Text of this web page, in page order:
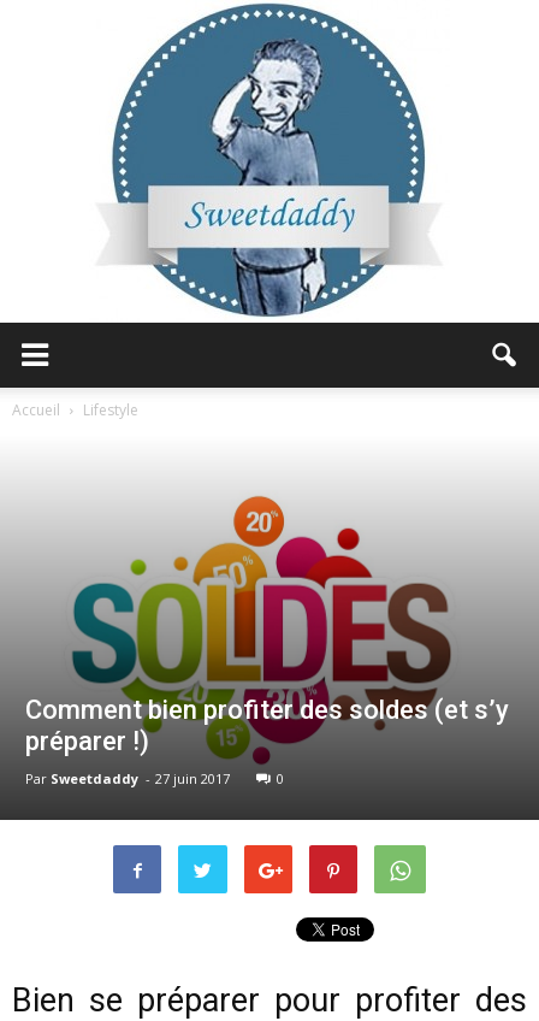
Accueil Lifestyle
Comment bien profiter des soldes (et s’y
préparer !)
Par Sweetdaddy - 27 juin 2017 0
Bien se préparer pour profiter des